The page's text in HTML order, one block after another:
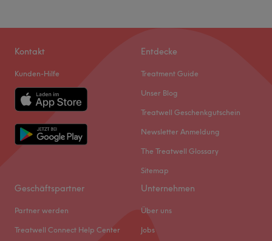
Kontakt
Kunden-Hilfe
Entdecke
Treatment Guide
Unser Blog
Treatwell Geschenkgutschein
Newsletter Anmeldung
The Treatwell Glossary
Sitemap
Geschäftspartner
Partner werden
Treatwell Connect Help Center
Unternehmen
Über uns
Jobs